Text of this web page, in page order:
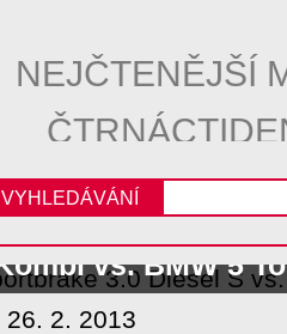
NEJČTENĚJŠÍ
VYHLEDÁVÁNÍ
vs. BMW 5
26. 2. 2013